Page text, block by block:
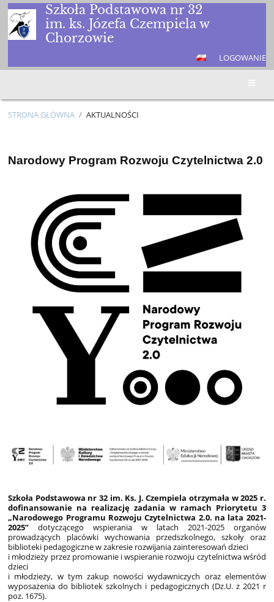
Szkoła Podstawowa nr 32
im. ks. Józefa Czempiela w
Chorzowie
LOGOWANIE
STRONA GŁÓWNA / AKTUALNOŚCI
Narodowy Program Rozwoju Czytelnictwa 2.0
Szkoła Podstawowa nr 32 im. Ks. J. Czempiela otrzymała w 2025 r.
dofinansowanie na realizację zadania w ramach Priorytetu 3
„Narodowego Programu Rozwoju Czytelnictwa 2.0. na lata 2021-
2025” dotyczącego wspierania w latach 2021-2025 organów
prowadzących placówki wychowania przedszkolnego, szkoły oraz
biblioteki pedagogiczne w zakresie rozwijania zainteresowań dzieci
i młodzieży przez promowanie i wspieranie rozwoju czytelnictwa wśród
dzieci
i młodzieży, w tym zakup nowości wydawniczych oraz elementów
wyposażenia do bibliotek szkolnych i pedagogicznych (Dz.U. z 2021 r
poz. 1675).